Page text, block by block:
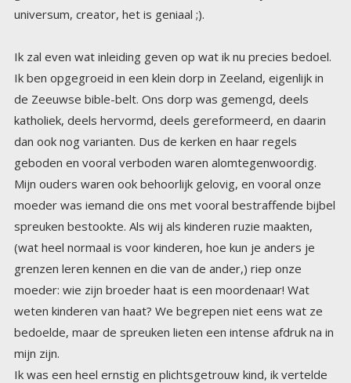
universum, creator, het is geniaal ;).
Ik zal even wat inleiding geven op wat ik nu precies bedoel.
Ik ben opgegroeid in een klein dorp in Zeeland, eigenlijk in
de Zeeuwse bible-belt. Ons dorp was gemengd, deels
katholiek, deels hervormd, deels gereformeerd, en daarin
dan ook nog varianten. Dus de kerken en haar regels
geboden en vooral verboden waren alomtegenwoordig.
Mijn ouders waren ook behoorlijk gelovig, en vooral onze
moeder was iemand die ons met vooral bestraffende bijbel
spreuken bestookte. Als wij als kinderen ruzie maakten,
(wat heel normaal is voor kinderen, hoe kun je anders je
grenzen leren kennen en die van de ander,) riep onze
moeder: wie zijn broeder haat is een moordenaar! Wat
weten kinderen van haat? We begrepen niet eens wat ze
bedoelde, maar de spreuken lieten een intense afdruk na in
mijn zijn.
Ik was een heel ernstig en plichtsgetrouw kind, ik vertelde
al eerder in een talk dat ik alles las wat ik in handen kon
krijgen, ook veel christelijke literatuur. Ik werd als het ware
doordrenkt met de leerstellingen van de christelijke religie:
zoals: je bent altijd een zondaar, je kunt alleen door heel
hard je best te doen in de hemel komen, de hemel moet je
verdienen, er zijn maar heel weinig mensen uitverkoren, er
kan makkelijker een kameel door het oog van een naald dan
dat een mens in de hemel komt. Je moet heel veel naar de
kerk, en goede werken doen en bidden om je ziel te
reinigen. En dat kan uiteraard alleen via de kerk. Je bent al
zondig als je naar de verkeerde school gaat (als katholiek
naar een protestantse school bv) of als je koopt bij iemand
die van het ‘verkeerde’ geloof is. Of nog zo’n sterk staaltje:
‘twee geloven op een kussen daar slaapt de duivel tussen!’
Dus een vriendschap of relatie met een ‘andersdenkende’
zo werden de mensen van de andere kerken ook wel